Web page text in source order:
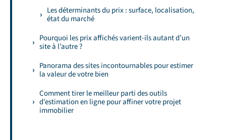
Les déterminants du prix : surface, localisation,
état du marché
Pourquoi les prix affichés varient-ils autant d’un
site à l’autre ?
Panorama des sites incontournables pour estimer
la valeur de votre bien
Comment tirer le meilleur parti des outils
d’estimation en ligne pour affiner votre projet
immobilier